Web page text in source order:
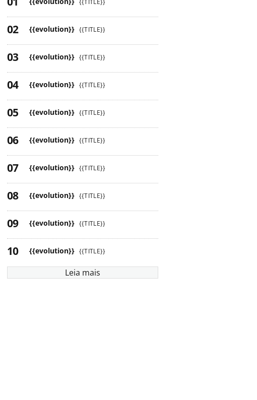
{{evolution}} {{TITLE}}
{{evolution}} {{TITLE}}
{{evolution}} {{TITLE}}
{{evolution}} {{TITLE}}
{{evolution}} {{TITLE}}
{{evolution}} {{TITLE}}
{{evolution}} {{TITLE}}
{{evolution}} {{TITLE}}
{{evolution}} {{TITLE}}
Leia mais